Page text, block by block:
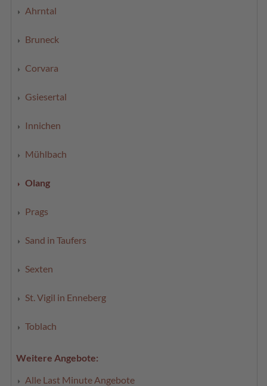
Ahrntal
Bruneck
Corvara
Gsiesertal
Innichen
Mühlbach
Olang
Prags
Sand in Taufers
Sexten
St. Vigil in Enneberg
Toblach
Weitere Angebote:
Alle Last Minute Angebote